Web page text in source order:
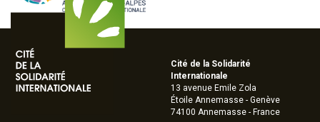
Cité de la Solidarité
Internationale
13 avenue Emile Zola
Étoile Annemasse - Genève
74100 Annemasse - France